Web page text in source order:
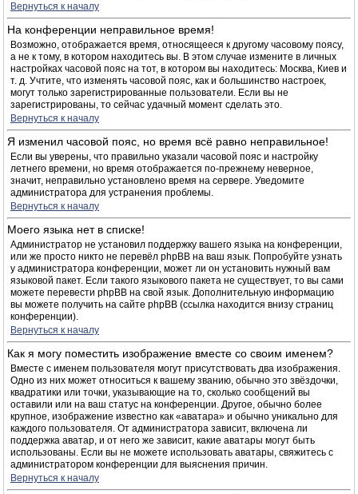
Вернуться к началу
На конференции неправильное время!
Возможно, отображается время, относящееся к другому часовому поясу,
а не к тому, в котором находитесь вы. В этом случае измените в личных
настройках часовой пояс на тот, в котором вы находитесь: Москва, Киев и
т. д. Учтите, что изменять часовой пояс, как и большинство настроек,
могут только зарегистрированные пользователи. Если вы не
зарегистрированы, то сейчас удачный момент сделать это.
Вернуться к началу
Я изменил часовой пояс, но время всё равно неправильное!
Если вы уверены, что правильно указали часовой пояс и настройку
летнего времени, но время отображается по-прежнему неверное,
значит, неправильно установлено время на сервере. Уведомите
администратора для устранения проблемы.
Вернуться к началу
Моего языка нет в списке!
Администратор не установил поддержку вашего языка на конференции,
или же просто никто не перевёл phpBB на ваш язык. Попробуйте узнать
у администратора конференции, может ли он установить нужный вам
языковой пакет. Если такого языкового пакета не существует, то вы сами
можете перевести phpBB на свой язык. Дополнительную информацию
вы можете получить на сайте phpBB (ссылка находится внизу страниц
конференции).
Вернуться к началу
Как я могу поместить изображение вместе со своим именем?
Вместе с именем пользователя могут присутствовать два изображения.
Одно из них может относиться к вашему званию, обычно это звёздочки,
квадратики или точки, указывающие на то, сколько сообщений вы
оставили или на ваш статус на конференции. Другое, обычно более
крупное, изображение известно как «аватара» и обычно уникально для
каждого пользователя. От администратора зависит, включена ли
поддержка аватар, и от него же зависит, какие аватары могут быть
использованы. Если вы не можете использовать аватары, свяжитесь с
администратором конференции для выяснения причин.
Вернуться к началу